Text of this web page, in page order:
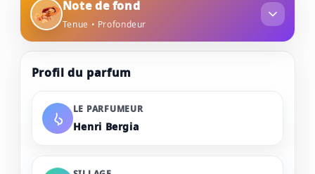
rose
Note de fond
Tenue • Profondeur
Profil du parfum
LE PARFUMEUR
Henri Bergia